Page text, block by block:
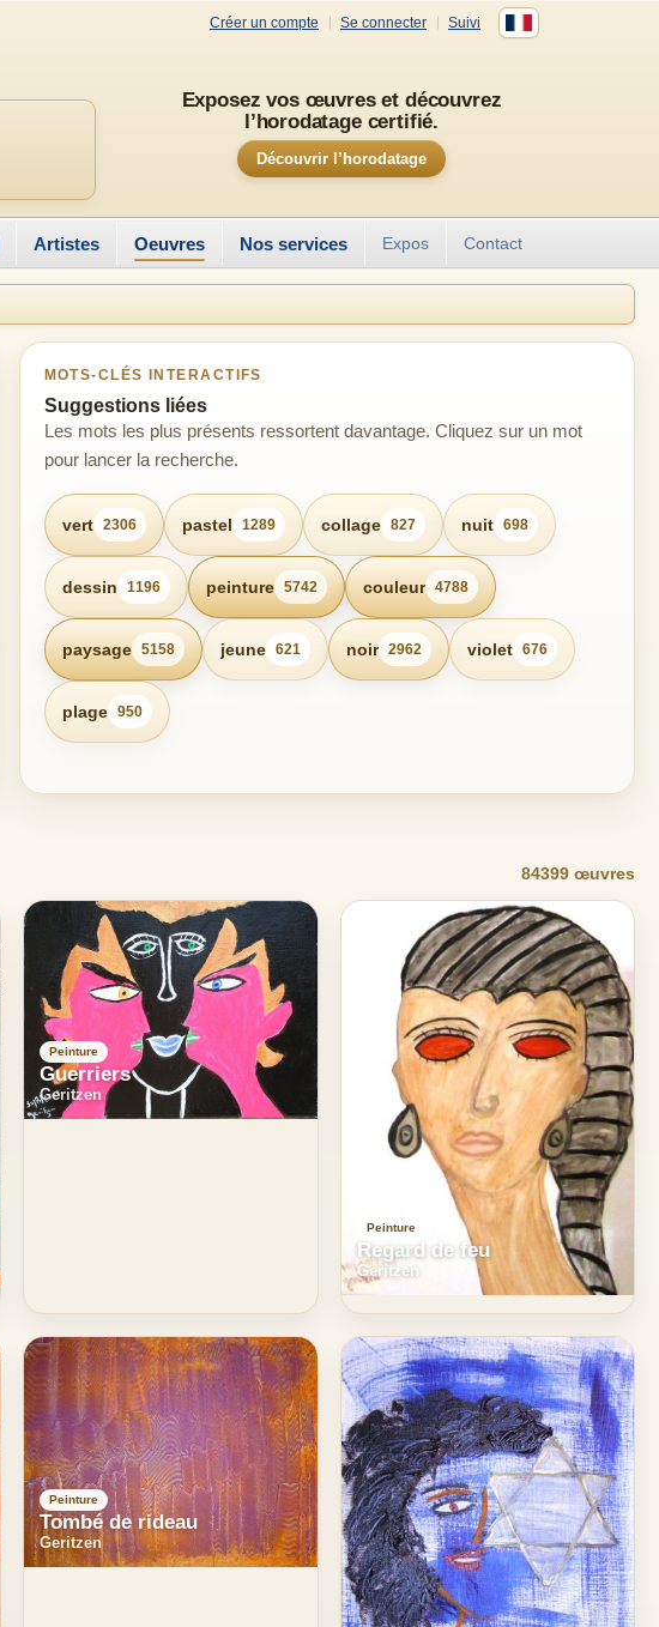
Créer un compte Se connecter Suivi
Exposez vos œuvres et découvrez
l’horodatage certifié.
Découvrir l’horodatage
Artistes Oeuvres Nos services Expos Contact
MOTS-CLÉS INTERACTIFS
Suggestions liées
Les mots les plus présents ressortent davantage. Cliquez sur un mot
pour lancer la recherche.
vert 2306 pastel 1289 collage 827 nuit 698
dessin 1196 peinture 5742 couleur 4788
paysage 5158 jeune 621 noir 2962 violet 676
plage 950
84399 œuvres
Peinture
Guerriers
Geritzen
Peinture
Regard de feu
Geritzen
Peinture
Tombé de rideau
Geritzen